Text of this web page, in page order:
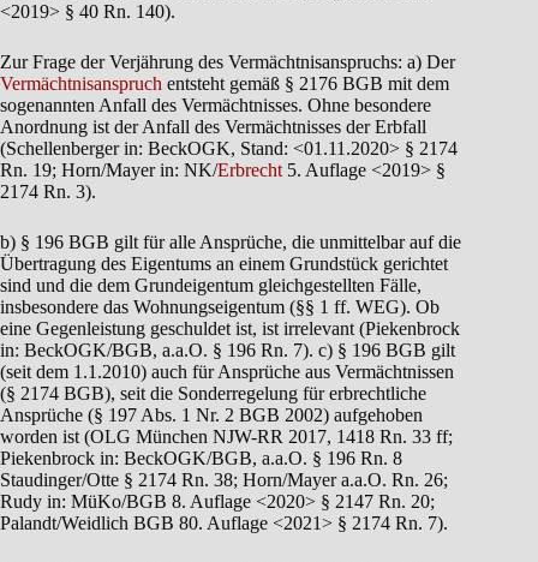
<2019> § 40 Rn. 140).
Zur Frage der Verjährung des Vermächtnisanspruchs: a) Der
Vermächtnisanspruch entsteht gemäß § 2176 BGB mit dem
sogenannten Anfall des Vermächtnisses. Ohne besondere
Anordnung ist der Anfall des Vermächtnisses der Erbfall
(Schellenberger in: BeckOGK, Stand: <01.11.2020> § 2174
Rn. 19; Horn/Mayer in: NK/Erbrecht 5. Auflage <2019> §
2174 Rn. 3).
b) § 196 BGB gilt für alle Ansprüche, die unmittelbar auf die
Übertragung des Eigentums an einem Grundstück gerichtet
sind und die dem Grundeigentum gleichgestellten Fälle,
insbesondere das Wohnungseigentum (§§ 1 ff. WEG). Ob
eine Gegenleistung geschuldet ist, ist irrelevant (Piekenbrock
in: BeckOGK/BGB, a.a.O. § 196 Rn. 7). c) § 196 BGB gilt
(seit dem 1.1.2010) auch für Ansprüche aus Vermächtnissen
(§ 2174 BGB), seit die Sonderregelung für erbrechtliche
Ansprüche (§ 197 Abs. 1 Nr. 2 BGB 2002) aufgehoben
worden ist (OLG München NJW-RR 2017, 1418 Rn. 33 ff;
Piekenbrock in: BeckOGK/BGB, a.a.O. § 196 Rn. 8
Staudinger/Otte § 2174 Rn. 38; Horn/Mayer a.a.O. Rn. 26;
Rudy in: MüKo/BGB 8. Auflage <2020> § 2147 Rn. 20;
Palandt/Weidlich BGB 80. Auflage <2021> § 2174 Rn. 7).